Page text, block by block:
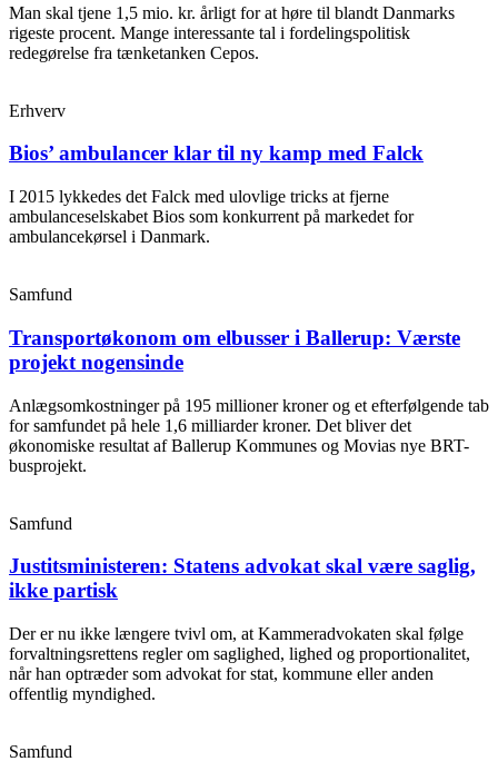
Man skal tjene 1,5 mio. kr. årligt for at høre til blandt Danmarks
rigeste procent. Mange interessante tal i fordelingspolitisk
redegørelse fra tænketanken Cepos.
Erhverv
Bios’ ambulancer klar til ny kamp med Falck
I 2015 lykkedes det Falck med ulovlige tricks at fjerne
ambulanceselskabet Bios som konkurrent på markedet for
ambulancekørsel i Danmark.
Samfund
Transportøkonom om elbusser i Ballerup: Værste
projekt nogensinde
Anlægsomkostninger på 195 millioner kroner og et efterfølgende tab
for samfundet på hele 1,6 milliarder kroner. Det bliver det
økonomiske resultat af Ballerup Kommunes og Movias nye BRT-
busprojekt.
Samfund
Justitsministeren: Statens advokat skal være saglig,
ikke partisk
Der er nu ikke længere tvivl om, at Kammeradvokaten skal følge
forvaltningsrettens regler om saglighed, lighed og proportionalitet,
når han optræder som advokat for stat, kommune eller anden
offentlig myndighed.
Samfund